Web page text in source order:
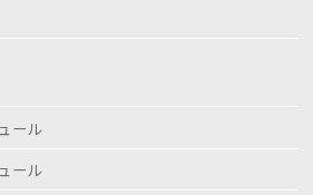
ール
ール